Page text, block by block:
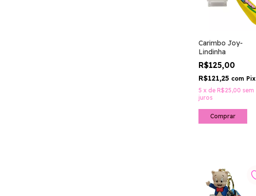
Carimbo Joy-
Lindinha
R$125,00
R$121,25 com Pix
5 x de R$25,00 sem
juros